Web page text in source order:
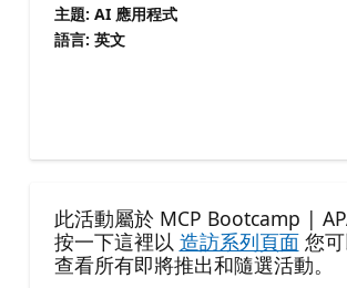
主題: AI 應用程式
語言: 英文
此活動屬於 MCP Bootcamp |
按一下這裡以 造訪系列頁面您可
查看所有即將推出和隨選活動。